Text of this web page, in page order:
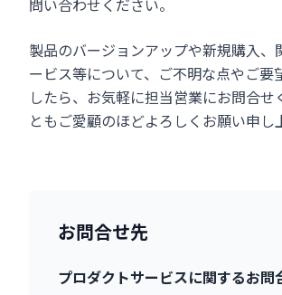
問い合わせください。
製品のバージョンアップや新規購入、
ービス等について、ご不明な点やご要
したら、お気軽に担当営業にお問合せ
ともご愛顧のほどよろしくお願い申し
お問合せ先
プロダクトサービスに関するお問